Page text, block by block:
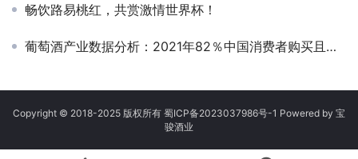
畅饮路易桃红，共赏激情世界杯！
葡萄酒产业数据分析：2021年82％中国消费者购买且饮用过葡萄酒
Copyright © 2018-2025 版权所有 蜀ICP备2023037986号-1 Powered by 宝
骏酒业